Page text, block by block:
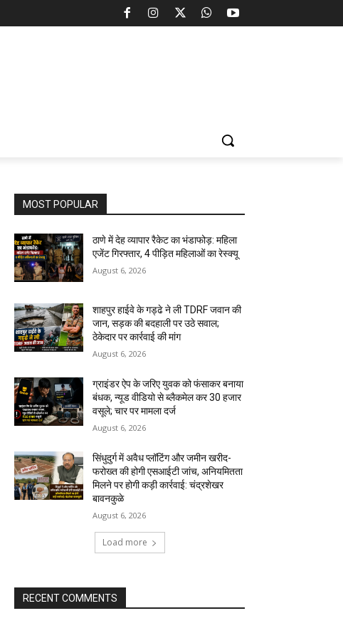
MOST POPULAR
ठाणे में देह व्यापार रैकेट का भंडाफोड़: महिला
एजेंट गिरफ्तार, 4 पीड़ित महिलाओं का रेस्क्यू
August 6, 2026
शाहपुर हाईवे के गड्ढे ने ली TDRF जवान की
जान, सड़क की बदहाली पर उठे सवाल;
ठेकेदार पर कार्रवाई की मांग
August 6, 2026
ग्राइंडर ऐप के जरिए युवक को फंसाकर बनाया
बंधक, न्यूड वीडियो से ब्लैकमेल कर ₹30 हजार
वसूले; चार पर मामला दर्ज
August 6, 2026
सिंधुदुर्ग में अवैध प्लॉटिंग और जमीन खरीद-
फरोख्त की होगी एसआईटी जांच, अनियमितता
मिलने पर होगी कड़ी कार्रवाई: चंद्रशेखर
बावनकुळे
August 6, 2026
Load more
RECENT COMMENTS